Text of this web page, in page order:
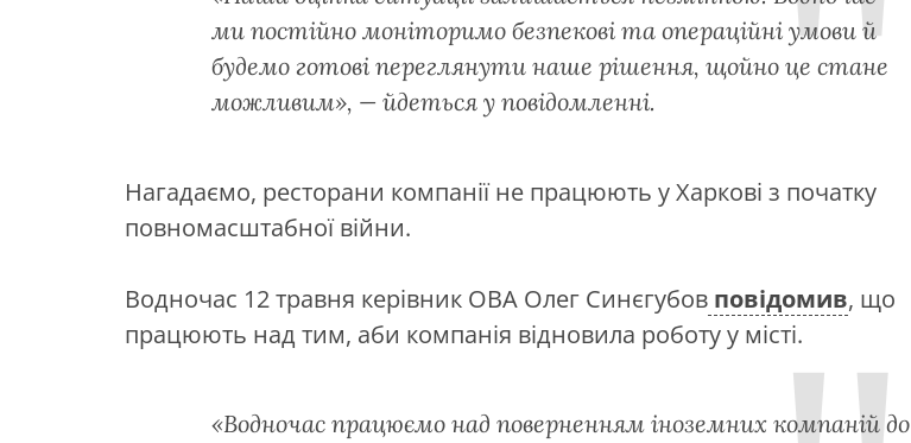
ми постійно моніторимо безпекові та операційні умови й
будемо готові переглянути наше рішення, щойно це стане
можливим», — йдеться у повідомленні.
Нагадаємо, ресторани компанії не працюють у Харкові з початку
повномасштабної війни.
Водночас 12 травня керівник ОВА Олег Синєгубов повідомив, що
працюють над тим, аби компанія відновила роботу у місті.
«Водночас працюємо над поверненням іноземних компаній до